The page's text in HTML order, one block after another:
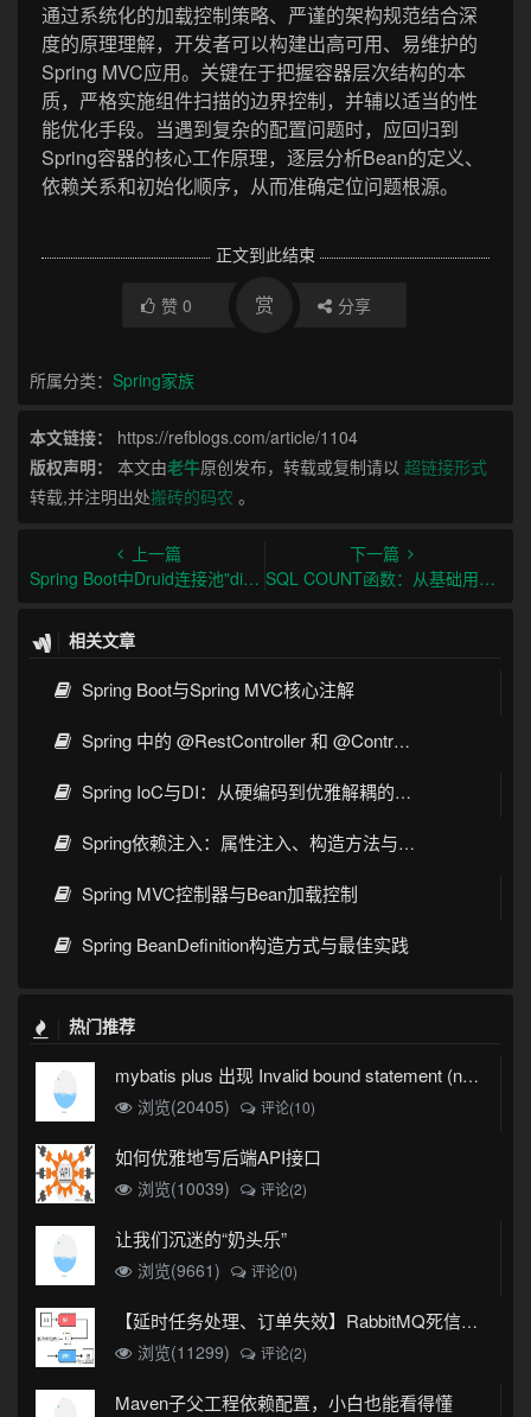
通过系统化的加载控制策略、严谨的架构规范结合深
度的原理理解，开发者可以构建出高可用、易维护的
Spring MVC应用。关键在于把握容器层次结构的本
质，严格实施组件扫描的边界控制，并辅以适当的性
能优化手段。当遇到复杂的配置问题时，应回归到
Spring容器的核心工作原理，逐层分析Bean的定义、
依赖关系和初始化顺序，从而准确定位问题根源。
正文到此结束
赞 0 赏 分享
所属分类： Spring家族
本文链接：
https://refblogs.com/article/1104
版权声明：
本文由老牛原创发布，转载或复制请以 超链接形式
转载,并注明出处搬砖的码农 。
上一篇
Spring Boot中Druid连接池"discard connection"警告解决方案
下一篇
SQL COUNT函数：从基础用法到性能优化全攻略
相关文章
Spring Boot与Spring MVC核心注解
Spring 中的 @RestController 和 @Controller 详解与区别
Spring IoC与DI：从硬编码到优雅解耦的蜕变之路
Spring依赖注入：属性注入、构造方法与Setter注入对比指南
Spring MVC控制器与Bean加载控制
Spring BeanDefinition构造方式与最佳实践
热门推荐
mybatis plus 出现 Invalid bound statement (not found)
浏览(20405)
评论(10)
如何优雅地写后端API接口
浏览(10039) 评论(2)
让我们沉迷的“奶头乐”
浏览(9661) 评论(0)
【延时任务处理、订单失效】RabbitMQ死信队列实现
浏览(11299)
评论(2)
Maven子父工程依赖配置，小白也能看得懂